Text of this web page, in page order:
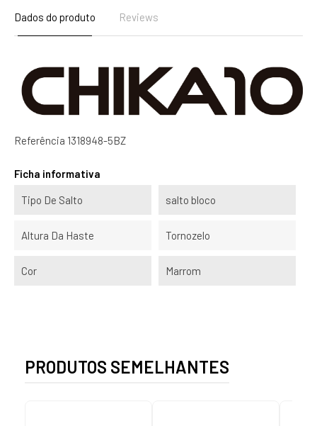
Dados do produto Reviews
Referência 1318948-5BZ
Ficha informativa
Tipo De Salto salto bloco
Altura Da Haste Tornozelo
Cor Marrom
PRODUTOS SEMELHANTES